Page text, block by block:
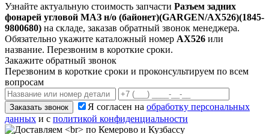
Узнайте актуальную стоимость запчасти Разъем задних
фонарей угловой МАЗ н/о (байонет)(GARGEN/AX526)(1845-
9800680) на складе, заказав обратный звонок менеджера.
Обязательно укажите каталожный номер AX526 или
название. Перезвоним в короткие сроки.
Закажите обратный звонок
Перезвоним в короткие сроки и проконсультируем по всем
вопросам
Заказать звонок Я согласен на обработку персональных
данных и с политикой конфиденциальности